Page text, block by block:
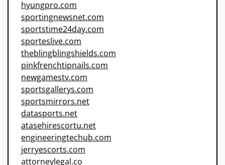
hyungpro.com
sportingnewsnet.com
sportstime24day.com
sporteslive.com
theblingblingshields.com
pinkfrenchtipnails.com
newgamestv.com
sportsgallerys.com
sportsmirrors.net
datasports.net
atasehirescortu.net
engineeringtechub.com
jerryescorts.com
attorneylegal.co